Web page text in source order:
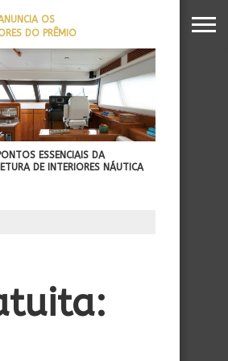
OS
DO PRÊMIO
NOMES DA
2026
ESSENCIAIS DA
DE INTERIORES NÁUTICA